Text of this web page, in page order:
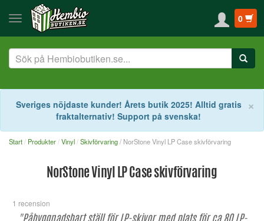
0
×
Sveriges nöjdaste kunder! Årets butik 2025! Alltid gratis
fraktalternativ! Support på svenska!
Start Produkter Vinyl Skivförvaring/ NorStone Vinyl LP Case skivförvaring
NorStone Vinyl LP Case skivförvaring
1 recension